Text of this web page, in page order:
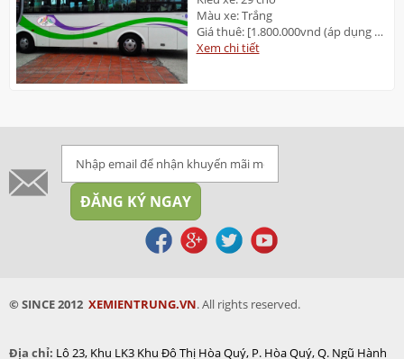
Màu xe: Trắng
Giá thuê: [1.800.000vnd (áp dụng 2 TP: Đà Nẵng và Huế]
Xem chi tiết
© SINCE 2012 XEMIENTRUNG.VN. All rights reserved.
Địa chỉ: Lô 23, Khu LK3 Khu Đô Thị Hòa Quý, P. Hòa Quý, Q. Ngũ Hành